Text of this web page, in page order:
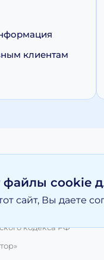
клиентам
материалов,
при каких условиях
кодекса РФ
файлы cookie
сайт, Вы даете